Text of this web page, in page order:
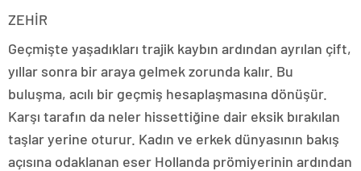
ZEHİR
Geçmişte yaşadıkları trajik kaybın ardından ayrılan çift,
yıllar sonra bir araya gelmek zorunda kalır. Bu
buluşma, acılı bir geçmiş hesaplaşmasına dönüşür.
Karşı tarafın da neler hissettiğine dair eksik bırakılan
taşlar yerine oturur. Kadın ve erkek dünyasının bakış
açısına odaklanan eser Hollanda prömiyerinin ardından